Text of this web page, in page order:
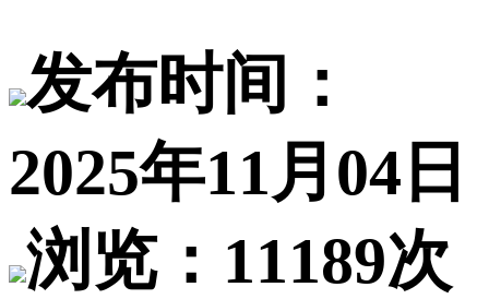
发布时间：
2025年11月04日
浏览：11189次